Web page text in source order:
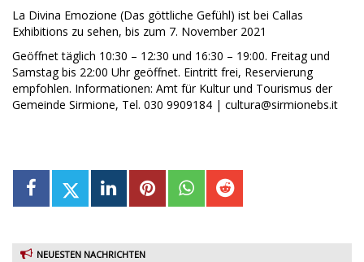
La Divina Emozione (Das göttliche Gefühl) ist bei Callas
Exhibitions zu sehen, bis zum 7. November 2021
Geöffnet täglich 10:30 – 12:30 und 16:30 – 19:00. Freitag und
Samstag bis 22:00 Uhr geöffnet. Eintritt frei, Reservierung
empfohlen. Informationen: Amt für Kultur und Tourismus der
Gemeinde Sirmione, Tel. 030 9909184 | cultura@sirmionebs.it
NEUESTEN NACHRICHTEN